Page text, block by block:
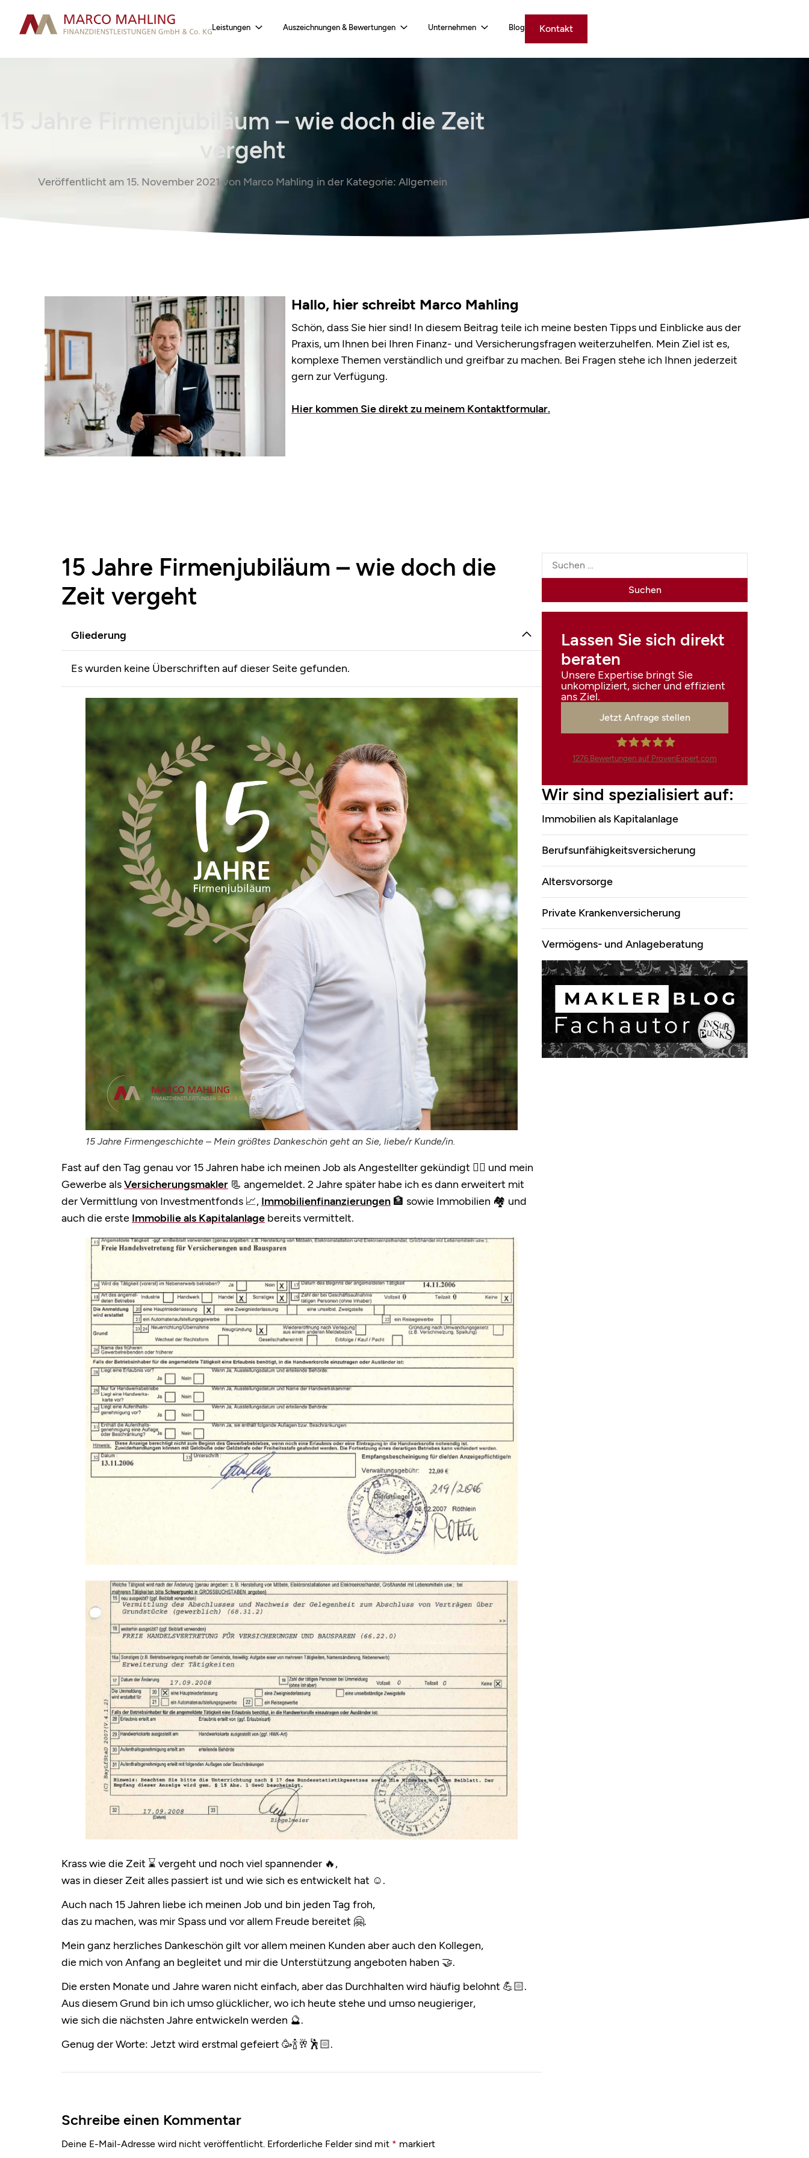
Leistungen Auszeichnungen & Bewertungen Unternehmen Blog Kontakt
15 Jahre Firmenjubiläum – wie doch die Zeit
vergeht
Veröffentlicht am 15. November 2021 von Marco Mahling in der Kategorie: Allgemein
Hallo, hier schreibt Marco Mahling
Schön, dass Sie hier sind! In diesem Beitrag teile ich meine besten Tipps und Einblicke aus der
Praxis, um Ihnen bei Ihren Finanz- und Versicherungsfragen weiterzuhelfen. Mein Ziel ist es,
komplexe Themen verständlich und greifbar zu machen. Bei Fragen stehe ich Ihnen jederzeit
gern zur Verfügung.
Hier kommen Sie direkt zu meinem Kontaktformular.
15 Jahre Firmenjubiläum – wie doch die
Zeit vergeht
Gliederung
Es wurden keine Überschriften auf dieser Seite gefunden.
15 Jahre Firmengeschichte – Mein größtes Dankeschön geht an Sie, liebe/r Kunde/in.
Fast auf den Tag genau vor 15 Jahren habe ich meinen Job als Angestellter gekündigt ✍🏻 und mein
Gewerbe alsVersicherungsmakler 📃 angemeldet. 2 Jahre später habe ich es dann erweitert mit
der Vermittlung von Investmentfonds 📈, Immobilienfinanzierungen 🏦 sowie Immobilien 🏘️ und
auch die erste Immobilie als Kapitalanlage bereits vermittelt.
Krass wie die Zeit ⌛ vergeht und noch viel spannender 🔥,
was in dieser Zeit alles passiert ist und wie sich es entwickelt hat ☺️.
Auch nach 15 Jahren liebe ich meinen Job und bin jeden Tag froh,
das zu machen, was mir Spass und vor allem Freude bereitet 🤗.
Mein ganz herzliches Dankeschön gilt vor allem meinen Kunden aber auch den Kollegen,
die mich von Anfang an begleitet und mir die Unterstützung angeboten haben 🤝.
Die ersten Monate und Jahre waren nicht einfach, aber das Durchhalten wird häufig belohnt 💪🏻.
Aus diesem Grund bin ich umso glücklicher, wo ich heute stehe und umso neugieriger,
wie sich die nächsten Jahre entwickeln werden 🔮.
Genug der Worte: Jetzt wird erstmal gefeiert 🥳🍾🥂🕺🏻.
Schreibe einen Kommentar
Deine E-Mail-Adresse wird nicht veröffentlicht. Erforderliche Felder sind mit * markiert
Lassen Sie sich direkt
beraten
Unsere Expertise bringt Sie
unkompliziert, sicher und effizient
ans Ziel.
Jetzt Anfrage stellen
&Co.KG
1276 Bewertungen auf ProvenExpert.com
Wir sind spezialisiert auf:
Immobilien als Kapitalanlage
Berufsunfähigkeitsversicherung
Altersvorsorge
Private Krankenversicherung
Vermögens- und Anlageberatung